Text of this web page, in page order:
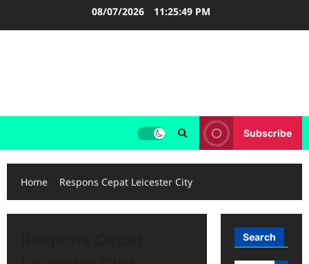
08/07/2026 11:25:49 PM
Subscribe
Home Respons Cepat Leicester City
Search